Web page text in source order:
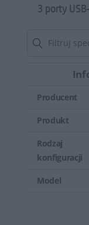
3 porty
Producent
Produkt
Rodzaj
konfiguracji
Model